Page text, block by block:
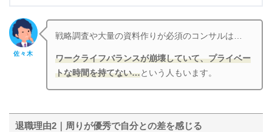
佐々木
戦略調査や大量の資料作りが必須のコンサルは…
ワークライフバランスが崩壊していて、プライベー
トな時間を持てない…という人もいます。
退職理由2｜周りが優秀で自分との差を感じる